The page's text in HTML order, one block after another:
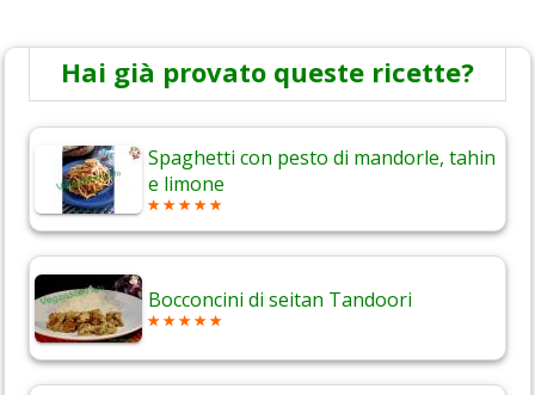
Hai già provato queste ricette?
Spaghetti con pesto di mandorle, tahin
e limone
Bocconcini di seitan Tandoori